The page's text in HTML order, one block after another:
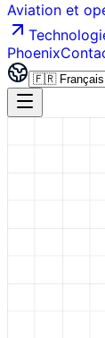
Aviation et
Phoenix